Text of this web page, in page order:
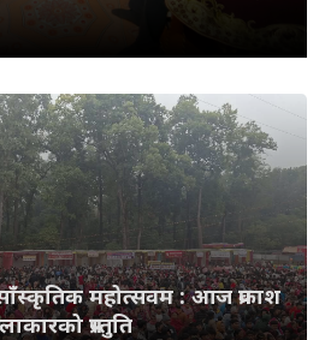
महोत्सवम : आज प्रकाश
प्रस्तुति